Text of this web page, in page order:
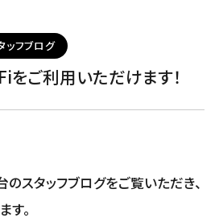
ッフブログ
ご利用いただけます！
のスタッフブログをご覧いただき、
す。